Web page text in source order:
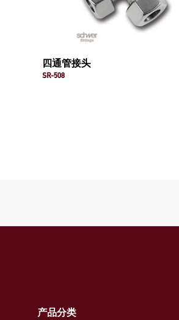
四通管接头
SR-508
产品分类